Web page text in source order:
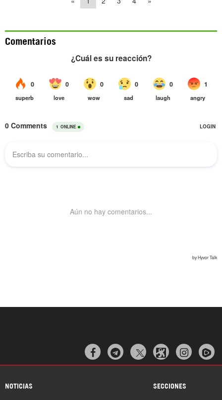
Comentarios
  
NOTICIAS SECCIONES